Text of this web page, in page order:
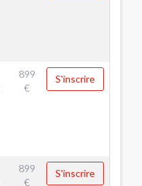
899
€
S'inscrire
899
€
S'inscrire